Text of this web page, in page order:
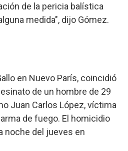
de la pericia balística
medida", dijo Gómez.
en Nuevo París, coincidió
de un hombre de 29
Juan Carlos López, víctima
de fuego. El homicidio
noche del jueves en